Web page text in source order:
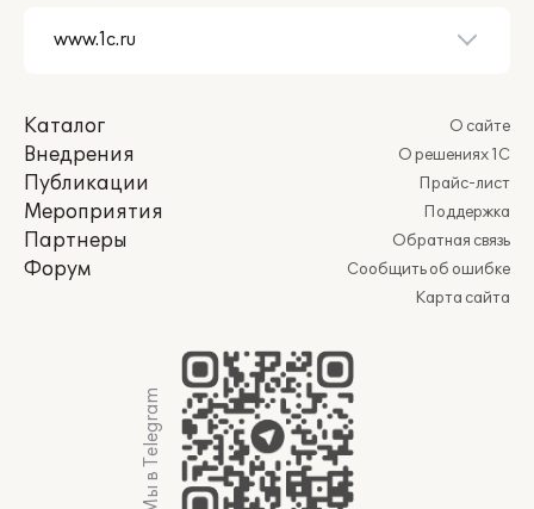
Каталог
Внедрения
Публикации
Мероприятия
Партнеры
Форум
О сайте
О решениях 1С
Прайс-лист
Поддержка
Обратная связь
Сообщить об ошибке
Карта сайта
Мы в Telegram